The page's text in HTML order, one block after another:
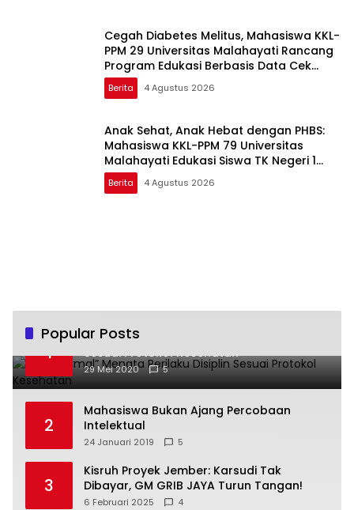
Cegah Diabetes Melitus, Mahasiswa KKL-
PPM 29 Universitas Malahayati Rancang
Program Edukasi Berbasis Data Cek
Kesehatan Gratis di RW 06 Kelurahan
Banjarsari
Berita 4 Agustus 2026
Anak Sehat, Anak Hebat dengan PHBS:
Mahasiswa KKL-PPM 79 Universitas
Malahayati Edukasi Siswa TK Negeri 1
Metro Timur
Berita 4 Agustus 2026
Popular Posts
1
“New Normal” Menata Perilaku Disiplin
Sesuai Protokol Kesehatan
29 Mei 2020 5
2
Mahasiswa Bukan Ajang Percobaan
Intelektual
24 Januari 2019 5
3
Kisruh Proyek Jember: Karsudi Tak
Dibayar, GM GRIB JAYA Turun Tangan!
6 Februari 2025 4